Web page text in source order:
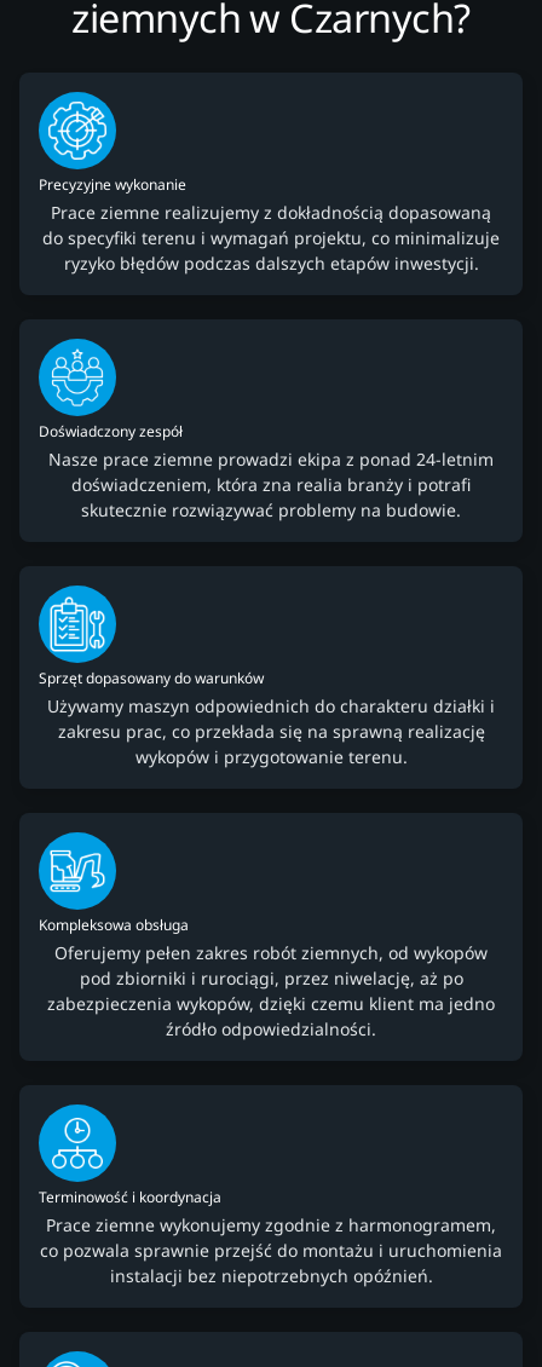
ziemnych w Czarnych?
Precyzyjne wykonanie
Prace ziemne realizujemy z dokładnością dopasowaną
do specyfiki terenu i wymagań projektu, co minimalizuje
ryzyko błędów podczas dalszych etapów inwestycji.
Doświadczony zespół
Nasze prace ziemne prowadzi ekipa z ponad 24-letnim
doświadczeniem, która zna realia branży i potrafi
skutecznie rozwiązywać problemy na budowie.
Sprzęt dopasowany do warunków
Używamy maszyn odpowiednich do charakteru działki i
zakresu prac, co przekłada się na sprawną realizację
wykopów i przygotowanie terenu.
Kompleksowa obsługa
Oferujemy pełen zakres robót ziemnych, od wykopów
pod zbiorniki i rurociągi, przez niwelację, aż po
zabezpieczenia wykopów, dzięki czemu klient ma jedno
źródło odpowiedzialności.
Terminowość i koordynacja
Prace ziemne wykonujemy zgodnie z harmonogramem,
co pozwala sprawnie przejść do montażu i uruchomienia
instalacji bez niepotrzebnych opóźnień.